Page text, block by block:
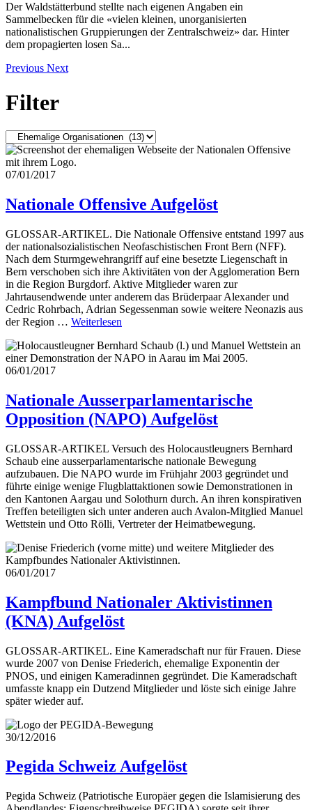
Der Waldstätterbund stellte nach eigenen Angaben ein
Sammelbecken für die «vielen kleinen, unorganisierten
nationalistischen Gruppierungen der Zentralschweiz» dar. Hinter
dem propagierten losen Sa...
Previous Next
Filter
07/01/2017
Nationale Offensive Aufgelöst
GLOSSAR-ARTIKEL. Die Nationale Offensive entstand 1997 aus
der nationalsozialistischen Neofaschistischen Front Bern (NFF).
Nach dem Sturmgewehrangriff auf eine besetzte Liegenschaft in
Bern verschoben sich ihre Aktivitäten von der Agglomeration Bern
in die Region Burgdorf. Aktive Mitglieder waren zur
Jahrtausendwende unter anderem das Brüderpaar Alexander und
Cedric Rohrbach, Adrian Segessenman sowie weitere Neonazis aus
der Region … Weiterlesen
06/01/2017
Nationale Ausserparlamentarische
Opposition (NAPO) Aufgelöst
GLOSSAR-ARTIKEL Versuch des Holocaustleugners Bernhard
Schaub eine ausserparlamentarische nationale Bewegung
aufzubauen. Die NAPO wurde im Frühjahr 2003 gegründet und
führte einige wenige Flugblattaktionen sowie Demonstrationen in
den Kantonen Aargau und Solothurn durch. An ihren konspirativen
Treffen beteiligten sich unter anderen auch Avalon-Mitglied Manuel
Wettstein und Otto Rölli, Vertreter der Heimatbewegung.
06/01/2017
Kampfbund Nationaler Aktivistinnen
(KNA) Aufgelöst
GLOSSAR-ARTIKEL. Eine Kameradschaft nur für Frauen. Diese
wurde 2007 von Denise Friederich, ehemalige Exponentin der
PNOS, und einigen Kameradinnen gegründet. Die Kameradschaft
umfasste knapp ein Dutzend Mitglieder und löste sich einige Jahre
später wieder auf.
30/12/2016
Pegida Schweiz Aufgelöst
Pegida Schweiz (Patriotische Europäer gegen die Islamisierung des